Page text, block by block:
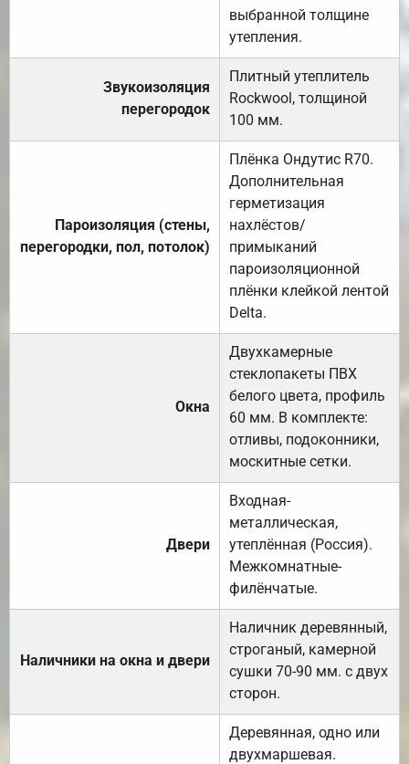
выбранной толщине
утепления.
Звукоизоляция
перегородок
Плитный утеплитель
Rockwool, толщиной
100 мм.
Пароизоляция (стены,
перегородки, пол, потолок)
Плёнка Ондутис R70.
Дополнительная
герметизация
нахлёстов/
примыканий
пароизоляционной
плёнки клейкой лентой
Delta.
Окна
Двухкамерные
стеклопакеты ПВХ
белого цвета, профиль
60 мм. В комплекте:
отливы, подоконники,
москитные сетки.
Двери
Входная-
металлическая,
утеплённая (Россия).
Межкомнатные-
филёнчатые.
Наличники на окна и двери
Наличник деревянный,
строганый, камерной
сушки 70-90 мм. с двух
сторон.
Деревянная, одно или
двухмаршевая.